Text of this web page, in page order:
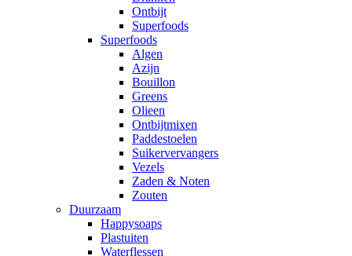
Ontbijt
Superfoods
Superfoods
Algen
Azijn
Bouillon
Greens
Olieen
Ontbijtmixen
Paddestoelen
Suikervervangers
Vezels
Zaden & Noten
Zouten
Duurzaam
Happysoaps
Plastuiten
Waterflessen